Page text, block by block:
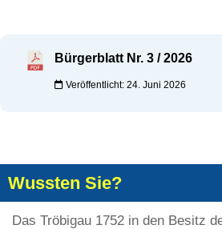
Bürgerblatt Nr. 3 / 2026
Veröffentlicht: 24. Juni 2026
Wussten Sie?
Das Tröbigau 1752 in den Besitz